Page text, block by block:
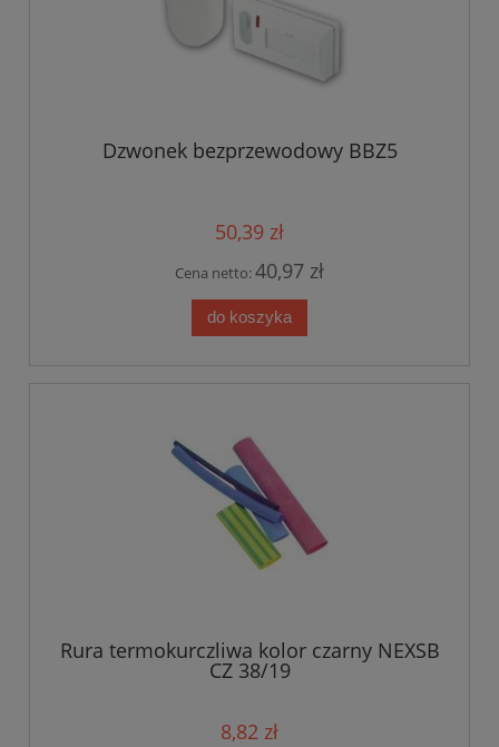
Dzwonek bezprzewodowy BBZ5
50,39 zł
Cena netto:40,97 zł
do koszyka
Rura termokurczliwa kolor czarny NEXSB
CZ 38/19
8,82 zł